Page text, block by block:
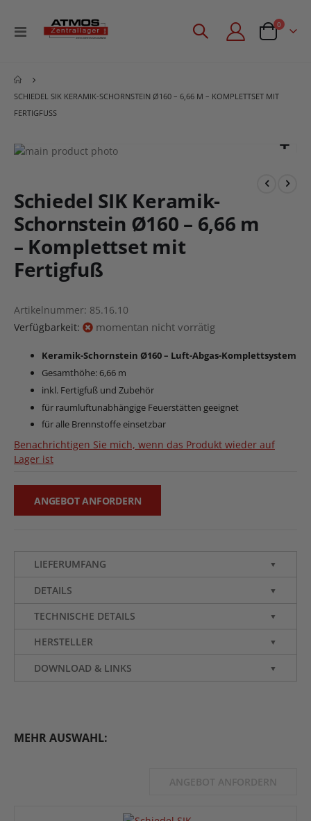
Navigation
0 Artikel
SCHIEDEL SIK KERAMIK-SCHORNSTEIN Ø160 – 6,66 M – KOMPLETTSET MIT
FERTIGFUSS
Zum
Bildgalerie
springen
der
Bildgalerie
springen
Schiedel SIK Keramik-
Schornstein Ø160 – 6,66 m
– Komplettset mit
Fertigfuß
Artikelnummer 85.16.10
Verfügbarkeit:
momentan nicht vorrätig
Keramik-Schornstein Ø160 – Luft-Abgas-Komplettsystem
Gesamthöhe: 6,66 m
inkl. Fertigfuß und Zubehör
für raumluftunabhängige Feuerstätten geeignet
für alle Brennstoffe einsetzbar
Benachrichtigen Sie mich, wenn das Produkt wieder auf
Lager ist
ANGEBOT ANFORDERN
LIEFERUMFANG ▼
DETAILS ▼
TECHNISCHE DETAILS ▼
HERSTELLER ▼
DOWNLOAD & LINKS ▼
MEHR AUSWAHL:
ANGEBOT ANFORDERN